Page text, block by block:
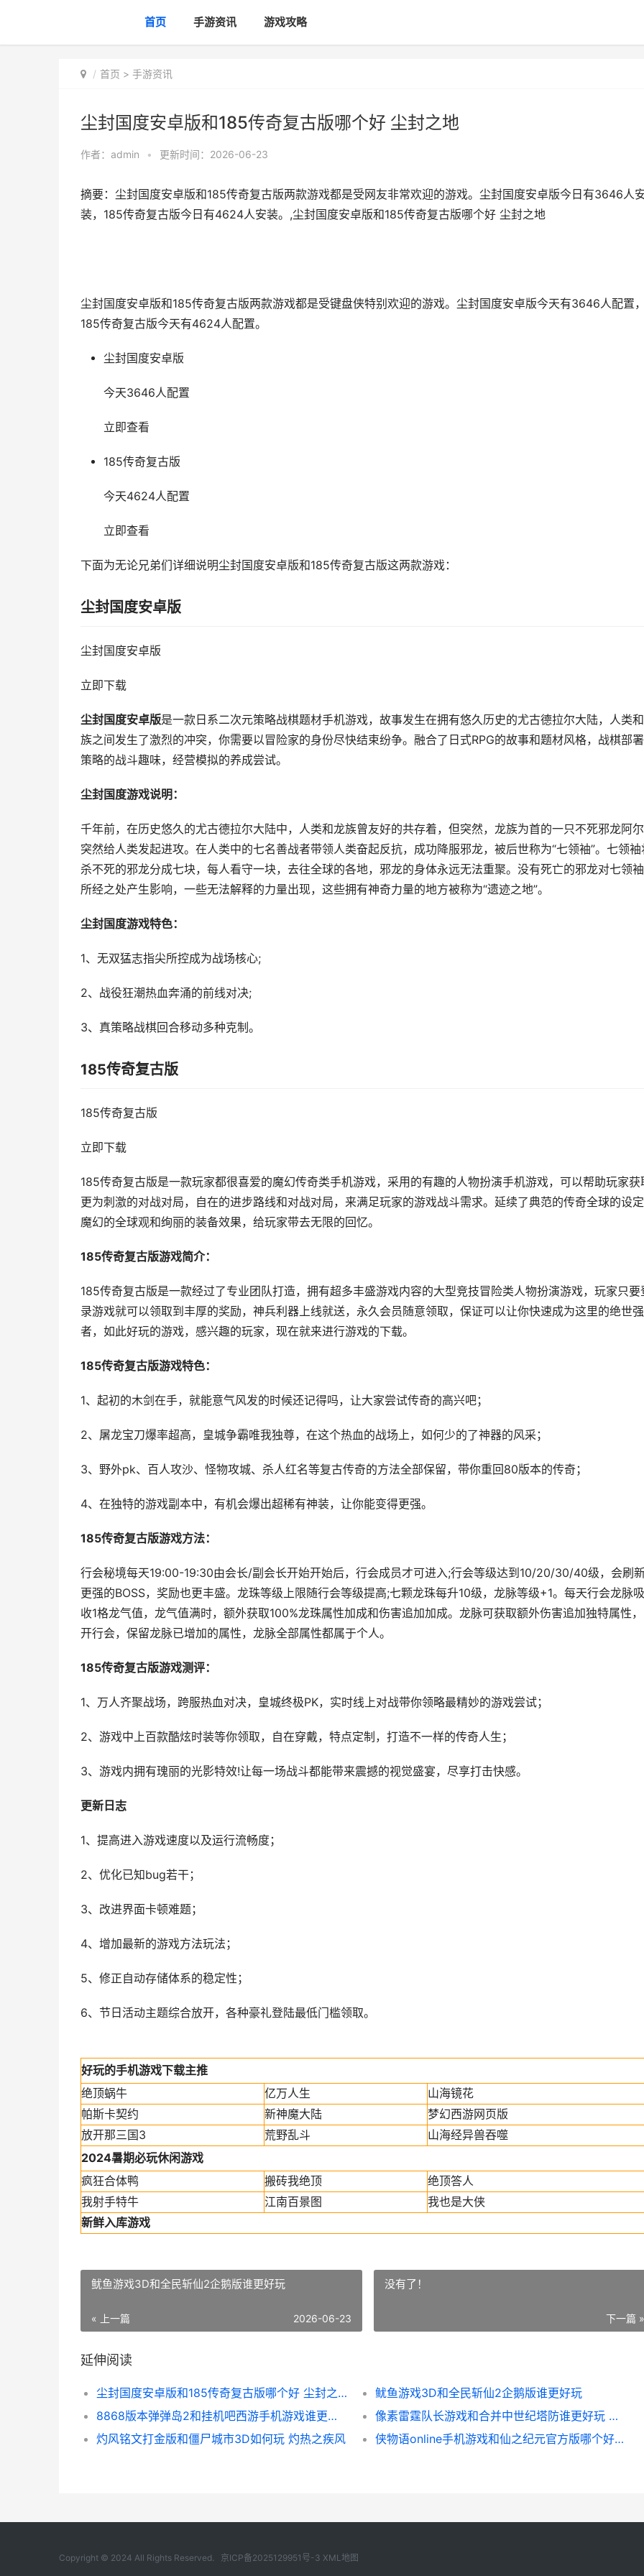
首页 手游资讯 游戏攻略
首页 > 手游资讯
尘封国度安卓版和185传奇复古版哪个好 尘封之地
作者： admin • 更新时间：2026-06-23
摘要：尘封国度安卓版和185传奇复古版两款游戏都是受网友非常欢迎的游戏。尘封国度安卓版今日有3646人
装，185传奇复古版今日有4624人安装。,尘封国度安卓版和185传奇复古版哪个好 尘封之地
尘封国度安卓版和185传奇复古版两款游戏都是受键盘侠特别欢迎的游戏。尘封国度安卓版今天有3646人配置
185传奇复古版今天有4624人配置。
尘封国度安卓版
今天3646人配置
立即查看
185传奇复古版
今天4624人配置
立即查看
下面为无论兄弟们详细说明尘封国度安卓版和185传奇复古版这两款游戏：
尘封国度安卓版
尘封国度安卓版
立即下载
尘封国度安卓版是一款日系二次元策略战棋题材手机游戏，故事发生在拥有悠久历史的尤古德拉尔大陆，人类
族之间发生了激烈的冲突，你需要以冒险家的身份尽快结束纷争。融合了日式RPG的故事和题材风格，战棋部
策略的战斗趣味，经营模拟的养成尝试。
尘封国度游戏说明：
千年前，在历史悠久的尤古德拉尔大陆中，人类和龙族曾友好的共存着，但突然，龙族为首的一只不死邪龙阿
突然给人类发起进攻。在人类中的七名善战者带领人类奋起反抗，成功降服邪龙，被后世称为“七领袖”。七领袖
杀不死的邪龙分成七块，每人看守一块，去往全球的各地，邪龙的身体永远无法重聚。没有死亡的邪龙对七领
所经之处产生影响，一些无法解释的力量出现，这些拥有神奇力量的地方被称为“遗迹之地”。
尘封国度游戏特色：
1、无双猛志指尖所控成为战场核心;
2、战役狂潮热血奔涌的前线对决;
3、真策略战棋回合移动多种克制。
185传奇复古版
185传奇复古版
立即下载
185传奇复古版是一款玩家都很喜爱的魔幻传奇类手机游戏，采用的有趣的人物扮演手机游戏，可以帮助玩家获
更为刺激的对战对局，自在的进步路线和对战对局，来满足玩家的游戏战斗需求。延续了典范的传奇全球的设
魔幻的全球观和绚丽的装备效果，给玩家带去无限的回忆。
185传奇复古版游戏简介：
185传奇复古版是一款经过了专业团队打造，拥有超多丰盛游戏内容的大型竞技冒险类人物扮演游戏，玩家只要
录游戏就可以领取到丰厚的奖励，神兵利器上线就送，永久会员随意领取，保证可以让你快速成为这里的绝世强
者，如此好玩的游戏，感兴趣的玩家，现在就来进行游戏的下载。
185传奇复古版游戏特色：
1、起初的木剑在手，就能意气风发的时候还记得吗，让大家尝试传奇的高兴吧；
2、屠龙宝刀爆率超高，皇城争霸唯我独尊，在这个热血的战场上，如何少的了神器的风采；
3、野外pk、百人攻沙、怪物攻城、杀人红名等复古传奇的方法全部保留，带你重回80版本的传奇；
4、在独特的游戏副本中，有机会爆出超稀有神装，让你能变得更强。
185传奇复古版游戏方法：
行会秘境每天19:00-19:30由会长/副会长开始开始后，行会成员才可进入;行会等级达到10/20/30/40级，会刷
更强的BOSS，奖励也更丰盛。龙珠等级上限随行会等级提高;七颗龙珠每升10级，龙脉等级+1。每天行会龙脉吸
收1格龙气值，龙气值满时，额外获取100%龙珠属性加成和伤害追加加成。龙脉可获取额外伤害追加独特属性
开行会，保留龙脉已增加的属性，龙脉全部属性都属于个人。
185传奇复古版游戏测评：
1、万人齐聚战场，跨服热血对决，皇城终极PK，实时线上对战带你领略最精妙的游戏尝试；
2、游戏中上百款酷炫时装等你领取，自在穿戴，特点定制，打造不一样的传奇人生；
3、游戏内拥有瑰丽的光影特效!让每一场战斗都能带来震撼的视觉盛宴，尽享打击快感。
更新日志
1、提高进入游戏速度以及运行流畅度；
2、优化已知bug若干；
3、改进界面卡顿难题；
4、增加最新的游戏方法玩法；
5、修正自动存储体系的稳定性；
6、节日活动主题综合放开，各种豪礼登陆最低门槛领取。
好玩的手机游戏下载主推
绝顶蜗牛
亿万人生
山海镜花
帕斯卡契约
新神魔大陆
梦幻西游网页版
放开那三国3
荒野乱斗
山海经异兽吞噬
2024暑期必玩休闲游戏
疯狂合体鸭
搬砖我绝顶
绝顶答人
我射手特牛
江南百景图
我也是大侠
新鲜入库游戏
鱿鱼游戏3D和全民斩仙2企鹅版谁更好玩
« 上一篇 2026-06-23
没有了！
下一篇 »
延伸阅读
尘封国度安卓版和185传奇复古版哪个好 尘封之地
鱿鱼游戏3D和全民斩仙2企鹅版谁更好玩
8868版本弹弹岛2和挂机吧西游手机游戏谁更好玩 弹弹岛2官网下载
像素雷霆队长游戏和合并中世纪塔防谁更好玩 像素危城雷霆官网
灼风铭文打金版和僵尸城市3D如何玩 灼热之疾风
侠物语online手机游戏和仙之纪元官方版哪个好 侠物语手机版下载
Copyright © 2024 All Rights Reserved. 京ICP备2025129951号-3 XML地图